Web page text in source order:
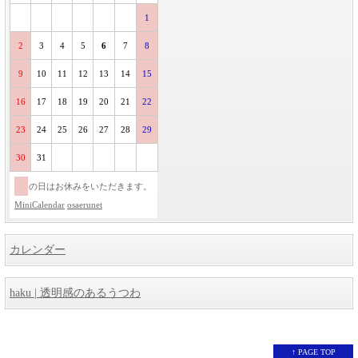
1
2 3 4 5 6 7 8
9 10 11 12 13 14 15
16 17 18 19 20 21 22
23 24 25 26 27 28 29
30 31
の日はお休みをいただきます。
MiniCalendar osaerunet
カレンダー
haku | 透明感のあるうつわ
↑ PAGE TOP